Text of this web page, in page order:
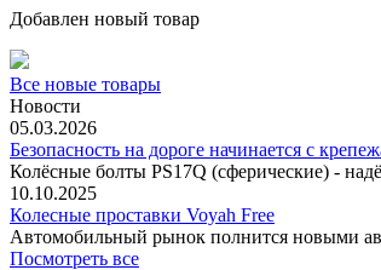
Добавлен новый товар
Все новые товары
Новости
05.03.2026
Безопасность на дороге начинается с
Колёсные болты PS17Q (сферические) -
10.10.2025
Колесные проставки Voyah Free
Автомобильный рынок полнится
Посмотреть все